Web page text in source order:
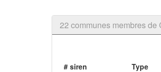
22 communes membres
# siren Type